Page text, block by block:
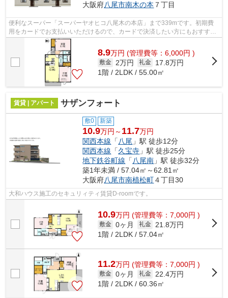
大阪府八尾市南木の本 ７丁目
便利なスーパー「スーパーヤオヒコ八尾木の本店」まで339mです。初期費
用をカードでお支払いいただけるので、カードで決済したい方にもおすすめ
です。賃料8億9,000万円の物件です。ぜ...
8.9万円 (管理費等：6,000円 )
敷金 2万円 礼金
17.8万円
1階 / 2LDK / 55.00㎡
賃貸 | アパート サザンフォート
敷0 新築
10.9万円～ 11.7万円
関西本線 「 八尾 」駅 徒歩12分
関西本線 「久宝寺 」駅 徒歩25分
地下鉄谷町線 「 八尾南 」駅 徒歩32分
築1年未満 / 57.04㎡～62.81㎡
大阪府八尾市南植松町４丁目30
大和ハウス施工のセキュリィティ賃貸D-roomです。
10.9万円 (管理費等：7,000円 )
敷金 0ヶ月 礼金
21.8万円
1階 / 2LDK / 57.04㎡
11.2万円 (管理費等：7,000円 )
敷金 0ヶ月 礼金
22.4万円
1階 / 2LDK / 60.36㎡